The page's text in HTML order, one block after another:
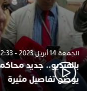
الجمعة 14 أبريل 2023 - 12:33
بالفيديو.. جديد
يوضح تفاصيل مثيرة